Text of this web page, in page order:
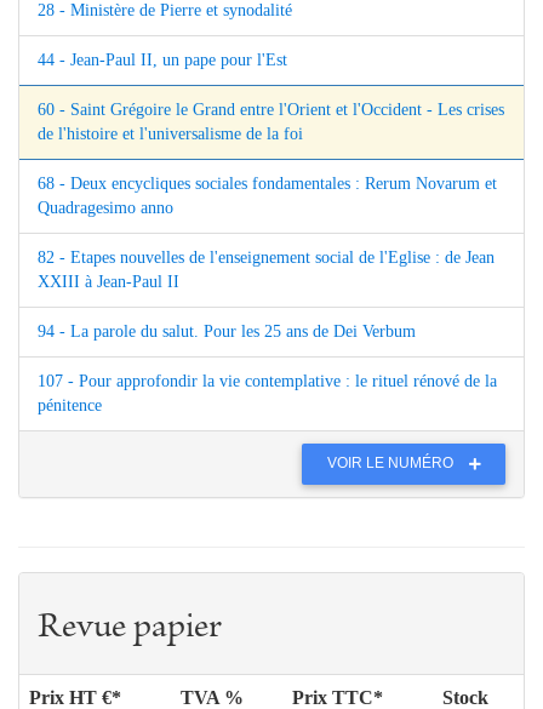
28 - Ministère de Pierre et synodalité
44 - Jean-Paul II, un pape pour l'Est
60 - Saint Grégoire le Grand entre l'Orient et l'Occident - Les crises
de l'histoire et l'universalisme de la foi
68 - Deux encycliques sociales fondamentales : Rerum Novarum et
Quadragesimo anno
82 - Etapes nouvelles de l'enseignement social de l'Eglise : de Jean
XXIII à Jean-Paul II
94 - La parole du salut. Pour les 25 ans de Dei Verbum
107 - Pour approfondir la vie contemplative : le rituel rénové de la
pénitence
VOIR LE NUMÉRO
Revue papier
Prix HT €* TVA % Prix TTC* Stock